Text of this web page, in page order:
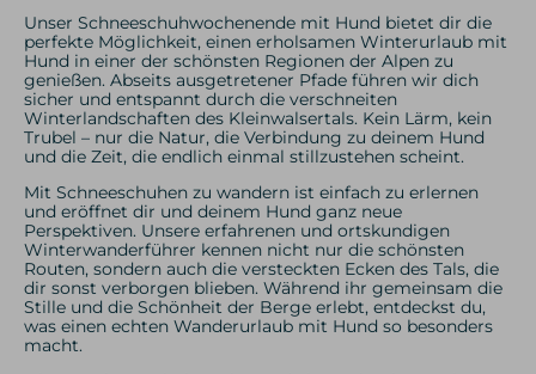
Unser Schneeschuhwochenende mit Hund bietet dir die
perfekte Möglichkeit, einen erholsamen Winterurlaub mit
Hund in einer der schönsten Regionen der Alpen zu
genießen. Abseits ausgetretener Pfade führen wir dich
sicher und entspannt durch die verschneiten
Winterlandschaften des Kleinwalsertals. Kein Lärm, kein
Trubel – nur die Natur, die Verbindung zu deinem Hund
und die Zeit, die endlich einmal stillzustehen scheint.
Mit Schneeschuhen zu wandern ist einfach zu erlernen
und eröffnet dir und deinem Hund ganz neue
Perspektiven. Unsere erfahrenen und ortskundigen
Winterwanderführer kennen nicht nur die schönsten
Routen, sondern auch die versteckten Ecken des Tals, die
dir sonst verborgen blieben. Während ihr gemeinsam die
Stille und die Schönheit der Berge erlebt, entdeckst du,
was einen echten Wanderurlaub mit Hund so besonders
macht.